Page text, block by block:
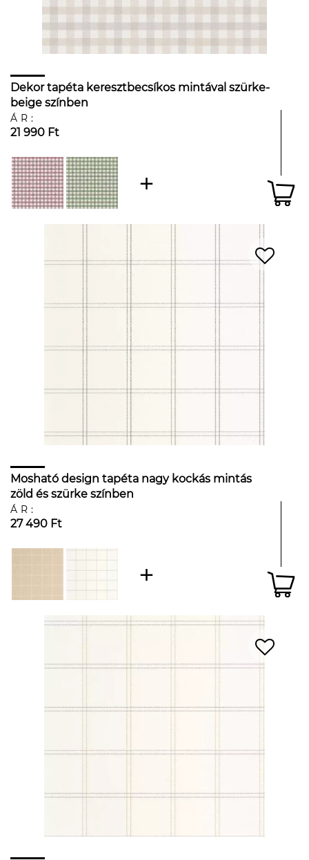
Dekor tapéta keresztbecsíkos mintával szürke-
beige színben
ÁR:
21 990 Ft
Mosható design tapéta nagy kockás mintás
zöld és szürke színben
ÁR:
27 490 Ft